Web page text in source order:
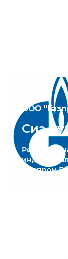
Для
общества
ООО
Сиз
"Газпром
АО